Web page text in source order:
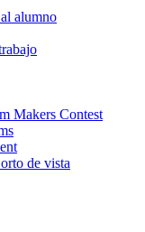
alumno
Makers Contest
de vista